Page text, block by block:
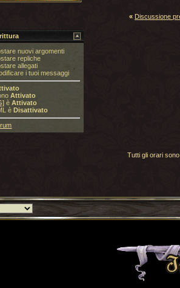
« Discussione
nuovi argomenti
repliche
allegati
i tuoi messaggi
Attivato
èAttivato
èDisattivato
Tutti gli orari
Torna indietro